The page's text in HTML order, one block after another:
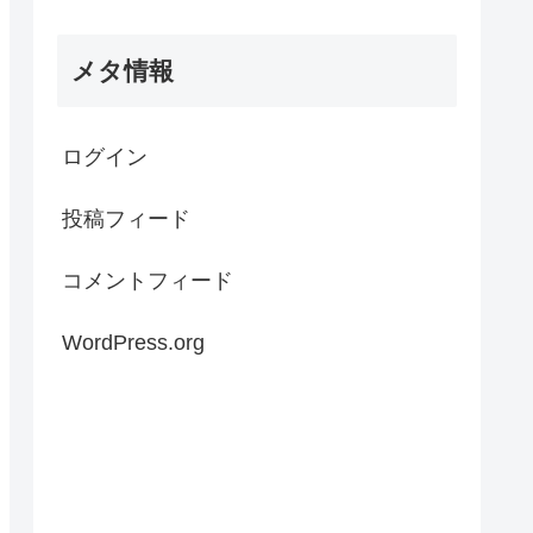
メタ情報
ログイン
投稿フィード
コメントフィード
WordPress.org